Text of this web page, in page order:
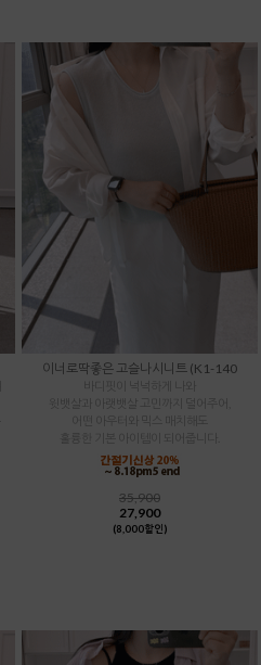
이너로딱좋은 고슬나시니트 (K1-140
윗뱃살과 아랫뱃살 고민까지 덜어주어,
35,900
27,900
(8,000할인)